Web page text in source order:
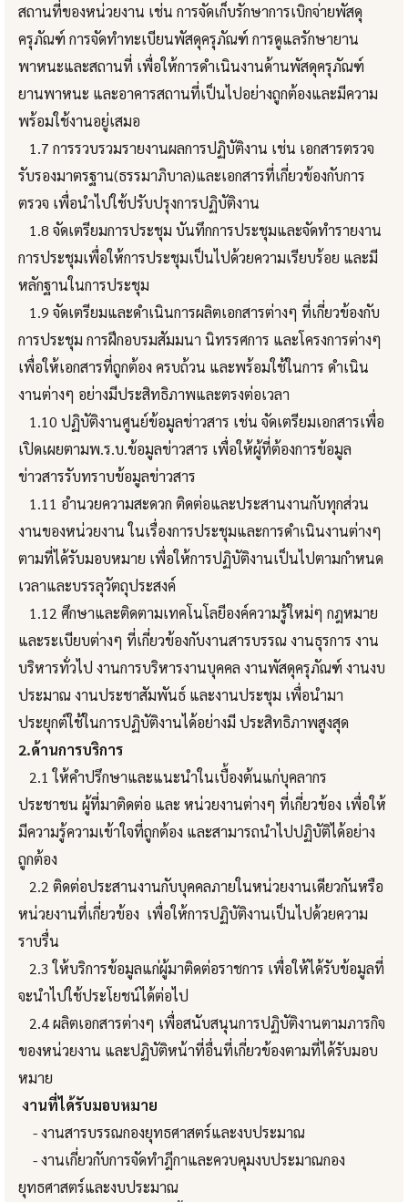
สถานที่ของหน่วยงาน เช่น การจัดเก็บรักษาการเบิกจ่ายพัสดุ
ครุภัณฑ์ การจัดทำทะเบียนพัสดุครุภัณฑ์ การดูแลรักษายาน
พาหนะและสถานที่ เพื่อให้การดำเนินงานด้านพัสดุครุภัณฑ์
ยานพาหนะ และอาคารสถานที่เป็นไปอย่างถูกต้องและมีความ
พร้อมใช้งานอยู่เสมอ
1.7 การรวบรวมรายงานผลการปฏิบัติงาน เช่น เอกสารตรวจ
รับรองมาตรฐาน(ธรรมาภิบาล)และเอกสารที่เกี่ยวข้องกับการ
ตรวจ เพื่อนำไปใช้ปรับปรุงการปฏิบัติงาน
1.8 จัดเตรียมการประชุม บันทึกการประชุมและจัดทำรายงาน
การประชุมเพื่อให้การประชุมเป็นไปด้วยความเรียบร้อย และมี
หลักฐานในการประชุม
1.9 จัดเตรียมและดำเนินการผลิตเอกสารต่างๆ ที่เกี่ยวข้องกับ
การประชุม การฝึกอบรมสัมมนา นิทรรศการ และโครงการต่างๆ
เพื่อให้เอกสารที่ถูกต้อง ครบถ้วน และพร้อมใช้ในการ ดำเนิน
งานต่างๆ อย่างมีประสิทธิภาพและตรงต่อเวลา
1.10 ปฏิบัติงานศูนย์ข้อมูลข่าวสาร เช่น จัดเตรียมเอกสารเพื่อ
เปิดเผยตามพ.ร.บ.ข้อมูลข่าวสาร เพื่อให้ผู้ที่ต้องการข้อมูล
ข่าวสารรับทราบข้อมูลข่าวสาร
1.11 อำนวยความสะดวก ติดต่อและประสานงานกับทุกส่วน
งานของหน่วยงาน ในเรื่องการประชุมและการดำเนินงานต่างๆ
ตามที่ได้รับมอบหมาย เพื่อให้การปฏิบัติงานเป็นไปตามกำหนด
เวลาและบรรลุวัตถุประสงค์
1.12 ศึกษาและติดตามเทคโนโลยีองค์ความรู้ใหม่ๆ กฎหมาย
และระเบียบต่างๆ ที่เกี่ยวข้องกับงานสารบรรณ งานธุรการ งาน
บริหารทั่วไป งานการบริหารงานบุคคล งานพัสดุครุภัณฑ์ งานงบ
ประมาณ งานประชาสัมพันธ์ และงานประชุม เพื่อนำมา
ประยุกต์ใช้ในการปฏิบัติงานได้อย่างมี ประสิทธิภาพสูงสุด
2.ด้านการบริการ
2.1 ให้คำปรึกษาและแนะนำในเบื้องต้นแก่บุคลากร
ประชาชน ผู้ที่มาติดต่อ และ หน่วยงานต่างๆ ที่เกี่ยวข้อง เพื่อให้
มีความรู้ความเข้าใจที่ถูกต้อง และสามารถนำไปปฏิบัติได้อย่าง
ถูกต้อง
2.2 ติดต่อประสานงานกับบุคคลภายในหน่วยงานเดียวกันหรือ
หน่วยงานที่เกี่ยวข้อง เพื่อให้การปฏิบัติงานเป็นไปด้วยความ
ราบรื่น
2.3 ให้บริการข้อมูลแก่ผู้มาติดต่อราชการ เพื่อให้ได้รับข้อมูลที่
จะนำไปใช้ประโยชน์ได้ต่อไป
2.4 ผลิตเอกสารต่างๆ เพื่อสนับสนุนการปฏิบัติงานตามภารกิจ
ของหน่วยงาน และปฏิบัติหน้าที่อื่นที่เกี่ยวข้องตามที่ได้รับมอบ
หมาย
งานที่ได้รับมอบหมาย
- งานสารบรรณกองยุทธศาสตร์และงบประมาณ
- งานเกี่ยวกับการจัดทำฎีกาและควบคุมงบประมาณกอง
ยุทธศาสตร์และงบประมาณ